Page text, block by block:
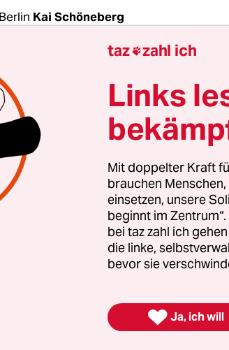
Kai Schöneberg
sind auf ein Rekordtief abgesackt.
unter 30 Dollar sackten,
in New York wieder leicht auf
Referenzsorte WTI an. Das ist
2003. Mitte 2014 lag der Preis
für den Rohstoff ist derzeit viel
Erdöl exportierender Länder
einigen, ihre Fördermenge zu
taz zahl ich
Links
Mit doppelter Kraft
brauchen
einsetzen, unsere
beginnt im
bei taz zahl ich
die linke,
bevor sie
 Ja, ich will